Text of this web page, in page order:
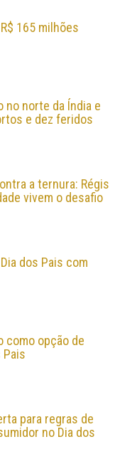
165 milhões
no norte da Índia e
e dez feridos
a ternura: Régis
vivem o desafio
dos Pais com
como opção de
para regras de
no Dia dos